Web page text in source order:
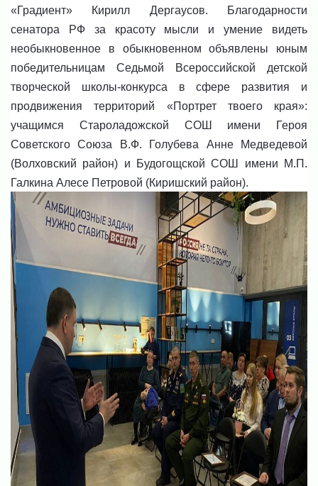
«Градиент» Кирилл Дергаусов.
Благодарности
сенатора РФ за красоту мысли и умение видеть
необыкновенное в обыкновенном объявлены юным
победительницам Седьмой Всероссийской детской
творческой школы-конкурса в сфере развития и
продвижения территорий «Портрет твоего края»:
учащимся Староладожской СОШ имени Героя
Советского Союза В.Ф. Голубева Анне Медведевой
(Волховский район) и Будогощской СОШ имени М.П.
Галкина Алесе Петровой (Киришский район).